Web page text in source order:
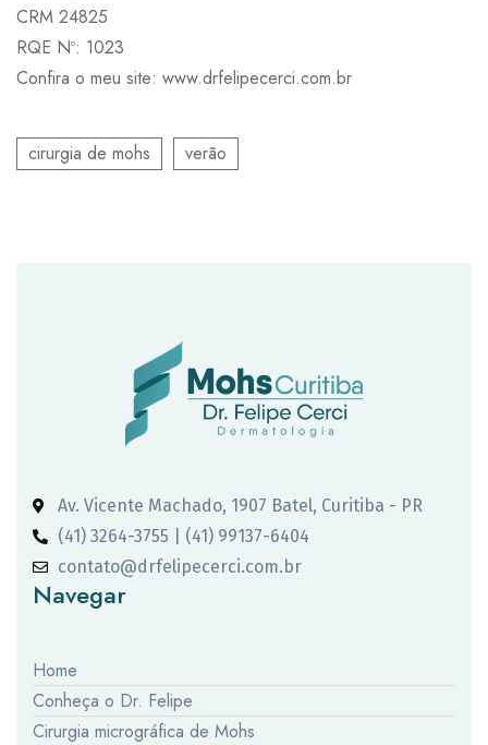
CRM 24825
RQE Nº: 1023
Confira o meu site: www.drfelipecerci.com.br
cirurgia de mohs verão
Av. Vicente Machado, 1907 Batel, Curitiba - PR
(41) 3264-3755 | (41) 99137-6404
contato@drfelipecerci.com.br
Navegar
Home
Conheça o Dr. Felipe
Cirurgia micrográfica de Mohs